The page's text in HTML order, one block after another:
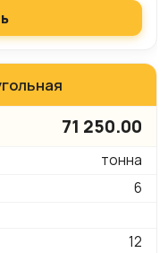
71 250.00
тонна
6
12